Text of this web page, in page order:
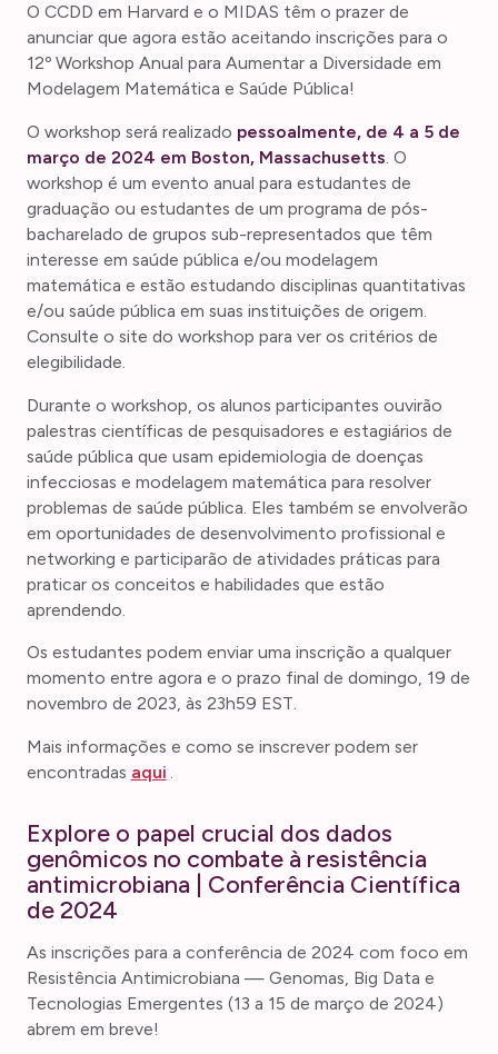
O CCDD em Harvard e o MIDAS têm o prazer de
anunciar que agora estão aceitando inscrições para o
12º Workshop Anual para Aumentar a Diversidade em
Modelagem Matemática e Saúde Pública!
O workshop será realizado pessoalmente, de 4 a 5 de
março de 2024 em Boston, Massachusetts. O
workshop é um evento anual para estudantes de
graduação ou estudantes de um programa de pós-
bacharelado de grupos sub-representados que têm
interesse em saúde pública e/ou modelagem
matemática e estão estudando disciplinas quantitativas
e/ou saúde pública em suas instituições de origem.
Consulte o site do workshop para ver os critérios de
elegibilidade.
Durante o workshop, os alunos participantes ouvirão
palestras científicas de pesquisadores e estagiários de
saúde pública que usam epidemiologia de doenças
infecciosas e modelagem matemática para resolver
problemas de saúde pública. Eles também se envolverão
em oportunidades de desenvolvimento profissional e
networking e participarão de atividades práticas para
praticar os conceitos e habilidades que estão
aprendendo.
Os estudantes podem enviar uma inscrição a qualquer
momento entre agora e o prazo final de domingo, 19 de
novembro de 2023, às 23h59 EST.
Mais informações e como se inscrever podem ser
encontradas aqui .
Explore o papel crucial dos dados
genômicos no combate à resistência
antimicrobiana | Conferência Científica
de 2024
As inscrições para a conferência de 2024 com foco em
Resistência Antimicrobiana — Genomas, Big Data e
Tecnologias Emergentes (13 a 15 de março de 2024)
abrem em breve!